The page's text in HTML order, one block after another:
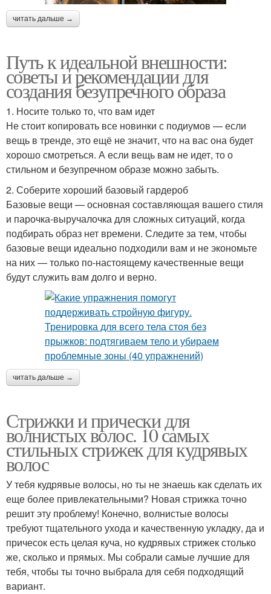
читать дальше →
Путь к идеальной внешности:
советы и рекомендации для
создания безупречного образа
1. Носите только то, что вам идет
Не стоит копировать все новинки с подиумов — если
вещь в тренде, это ещё не значит, что на вас она будет
хорошо смотреться. А если вещь вам не идет, то о
стильном и безупречном образе можно забыть.
2. Соберите хороший базовый гардероб
Базовые вещи — основная составляющая вашего стиля
и парочка-выручалочка для сложных ситуаций, когда
подбирать образ нет времени. Следите за тем, чтобы
базовые вещи идеально подходили вам и не экономьте
на них — только по-настоящему качественные вещи
будут служить вам долго и верно.
читать дальше →
Стрижки и прически для
волнистых волос. 10 самых
стильных стрижек для кудрявых
волос
У тебя кудрявые волосы, но ты не знаешь как сделать их
еще более привлекательными? Новая стрижка точно
решит эту проблему! Конечно, волнистые волосы
требуют тщательного ухода и качественную укладку, да и
причесок есть целая куча, но кудрявых стрижек столько
же, сколько и прямых. Мы собрали самые лучшие для
тебя, чтобы ты точно выбрала для себя подходящий
вариант.